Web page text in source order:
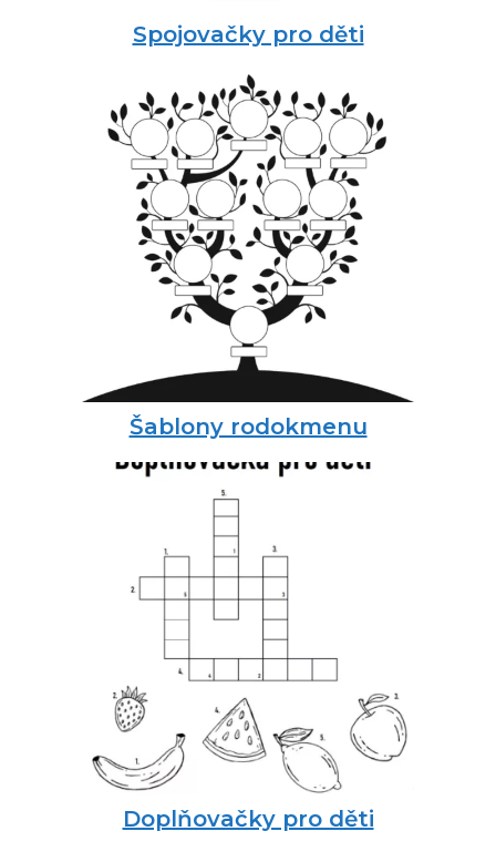
Spojovačky pro děti
Šablony rodokmenu
Doplňovačky pro děti